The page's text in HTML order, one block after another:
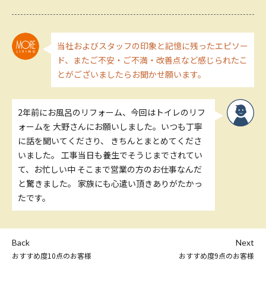
当社およびスタッフの印象と記憶に残ったエピソー
ド、またご不安・ご不満・改善点など感じられたこ
とがございましたらお聞かせ願います。
2年前にお風呂のリフォーム、今回はトイレのリフ
ォームを 大野さんにお願いしました。いつも丁寧
に話を聞いてくださり、 きちんとまとめてくださ
いました。 工事当日も養生でそうじまでされてい
て、お忙しい中 そこまで営業の方のお仕事なんだ
と驚きました。 家族にも心遣い頂きありがたかっ
たです。
Back
おすすめ度10点のお客様
Next
おすすめ度9点のお客様